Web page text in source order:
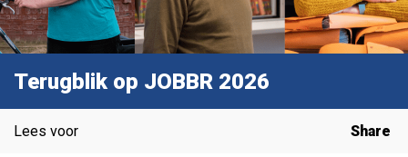
Terugblik op JOBBR 2026
Lees voor Share